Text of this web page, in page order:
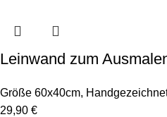
Leinwand zum
Größe 60x40cm,
29,90 €